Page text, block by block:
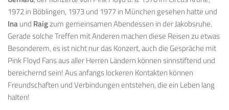
1972 in Böblingen, 1973 und 1977 in München gesehen hatte und
Inaund Raigzum gemeinsamen Abendessen in der Jakobsruhe.
Gerade solche Treffen mit Anderen machen diese Reisen zu etwas
Besonderem, es ist nicht nur das Konzert, auch die Gespräche mit
Pink Floyd Fans aus aller Herren Ländern können sinnstiftend und
bereichernd sein! Aus anfangs lockeren Kontakten können
Freundschaften und Verbindungen entstehen, die ein Leben lang
halten!